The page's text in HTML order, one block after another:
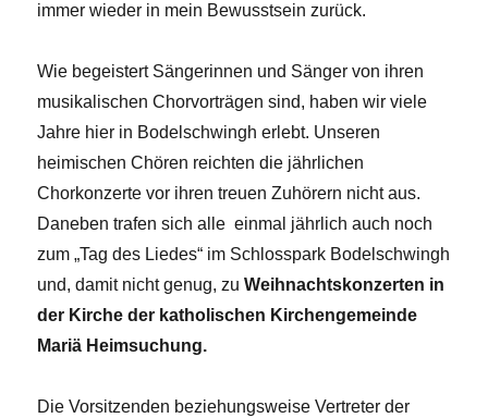
immer wieder in mein Bewusstsein zurück.
Wie begeistert Sängerinnen und Sänger von ihren
musikalischen Chorvorträgen sind, haben wir viele
Jahre hier in Bodelschwingh erlebt. Unseren
heimischen Chören reichten die jährlichen
Chorkonzerte vor ihren treuen Zuhörern nicht aus.
Daneben trafen sich alle einmal jährlich auch noch
zum „Tag des Liedes“ im Schlosspark Bodelschwingh
und, damit nicht genug, zuWeihnachtskonzerten in
der Kirche der katholischen Kirchengemeinde
Mariä Heimsuchung.
Die Vorsitzenden beziehungsweise Vertreter der